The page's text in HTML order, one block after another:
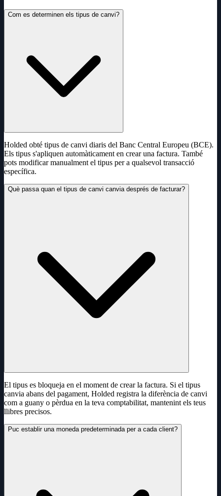
Com es determinen els tipus de canvi?
Holded obté tipus de canvi diaris del Banc Central Europeu (BCE).
Els tipus s'apliquen automàticament en crear una factura. També
pots modificar manualment el tipus per a qualsevol transacció
específica.
Què passa quan el tipus de canvi canvia després de facturar?
El tipus es bloqueja en el moment de crear la factura. Si el tipus
canvia abans del pagament, Holded registra la diferència de canvi
com a guany o pèrdua en la teva comptabilitat, mantenint els teus
llibres precisos.
Puc establir una moneda predeterminada per a cada client?